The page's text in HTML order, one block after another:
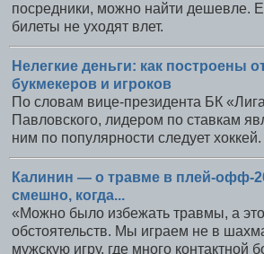
посредники, можно найти дешевле.
билеты не уходят влет.
Нелегкие деньги: как построены
букмекеров и игроков
По словам вице-президента БК
Павловского, лидером по ставкам
ним по популярности следует хоккей.
Калинин — о травме в плей-офф-
смешно, когда...
«Можно было избежать травмы, а это
обстоятельств. Мы играем не в
мужскую игру, где много контактной